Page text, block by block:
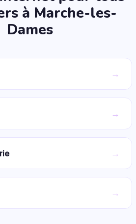
à Marche-les-
Dames
→
→
→
→